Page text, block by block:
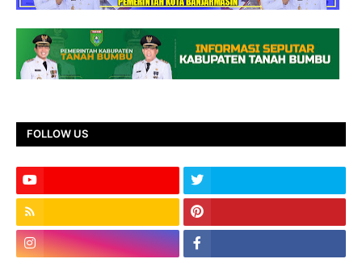
FOLLOW US